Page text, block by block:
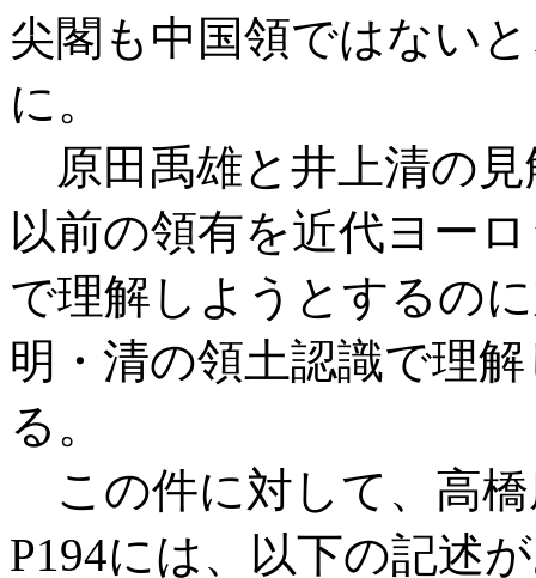
尖閣も中国領ではない
に。
原田禹雄と井上清の見
以前の領有を近代ヨー
で理解しようとするの
明・清の領土認識で理
る。
この件に対して、高橋
P194には、以下の記